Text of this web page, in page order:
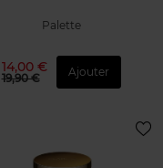
Palette
14,00 €
19,90 € Ajouter